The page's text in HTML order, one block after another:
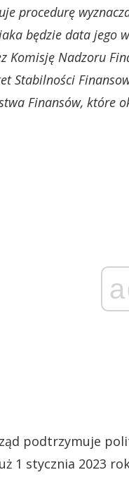
procedurę
będzie data jego
Komisję Nadzoru
Stabilności
Finansów, które
podtrzymuje
1 stycznia 2023